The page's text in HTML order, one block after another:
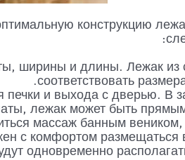
конструкцию
ширины и длины. Лежак из
соответствовать
и выхода с дверью. В
лежак может быть
массаж банным веником,
с комфортом размещаться
одновременно